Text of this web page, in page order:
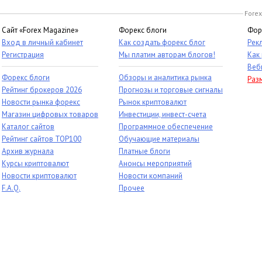
Сайт «Forex Magazine»
Вход в личный кабинет
Регистрация
Форекс блоги
Рейтинг брокеров 2026
Новости рынка форекс
Магазин цифровых товаров
Каталог сайтов
Рейтинг сайтов TOP100
Архив журнала
Курсы криптовалют
Новости криптовалют
F.A.Q.
Форекс блоги
Как создать форекс блог
Мы платим авторам блогов!
Обзоры и аналитика рынка
Прогнозы и торговые сигналы
Рынок криптовалют
Инвестиции, инвест-счета
Программное обеспечение
Обучающие материалы
Платные блоги
Анонсы мероприятий
Новости компаний
Прочее
Как